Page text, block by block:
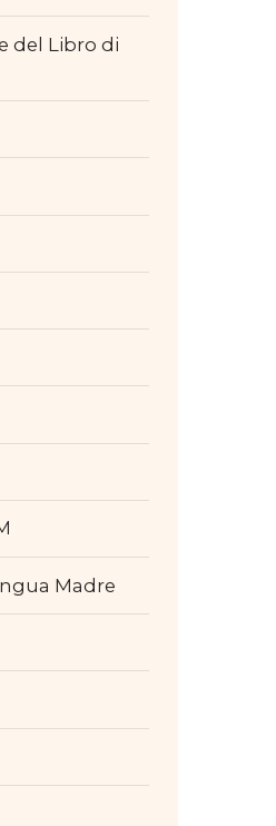
del Libro di
Madre